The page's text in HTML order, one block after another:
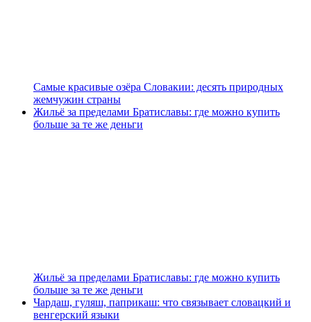
Самые красивые озёра Словакии: десять природных
жемчужин страны
Жильё за пределами Братиславы: где можно купить
больше за те же деньги
Жильё за пределами Братиславы: где можно купить
больше за те же деньги
Чардаш, гуляш, паприкаш: что связывает словацкий и
венгерский языки